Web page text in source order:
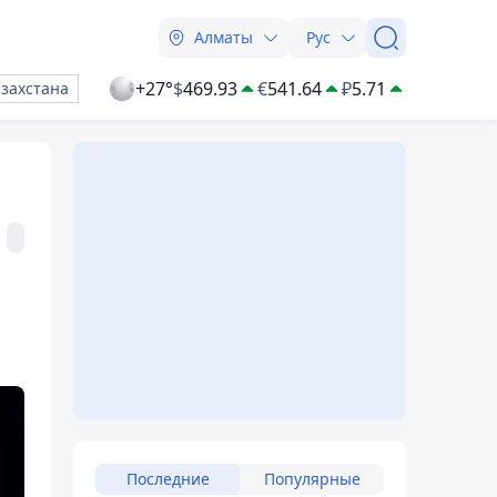
Алматы Рус
+27°$469.93 €541.64 ₽5.71
Последние Популярные